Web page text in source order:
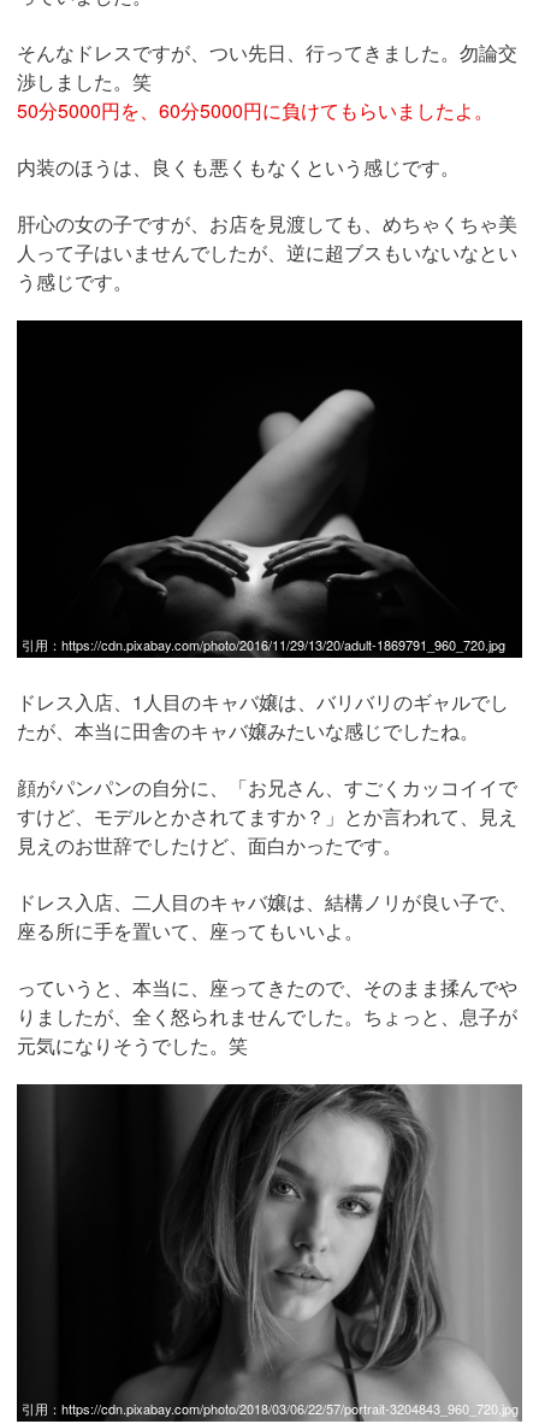
そんなドレスですが、つい先日、行ってきました。勿論交
渉しました。笑
50分5000円を、60分5000円に負けてもらいましたよ。
内装のほうは、良くも悪くもなくという感じです。
肝心の女の子ですが、お店を見渡しても、めちゃくちゃ美
人って子はいませんでしたが、逆に超ブスもいないなとい
う感じです。
引用： https://cdn.pixabay.com/photo/2016/11/29/13/20/adult-1869791_960_720.jpg
ドレス入店、1人目のキャバ嬢は、バリバリのギャルでし
たが、本当に田舎のキャバ嬢みたいな感じでしたね。
顔がパンパンの自分に、「お兄さん、すごくカッコイイで
すけど、モデルとかされてますか？」とか言われて、見え
見えのお世辞でしたけど、面白かったです。
ドレス入店、二人目のキャバ嬢は、結構ノリが良い子で、
座る所に手を置いて、座ってもいいよ。
っていうと、本当に、座ってきたので、そのまま揉んでや
りましたが、全く怒られませんでした。ちょっと、息子が
元気になりそうでした。笑
引用： https://cdn.pixabay.com/photo/2018/03/06/22/57/portrait-3204843_960_720.jpg